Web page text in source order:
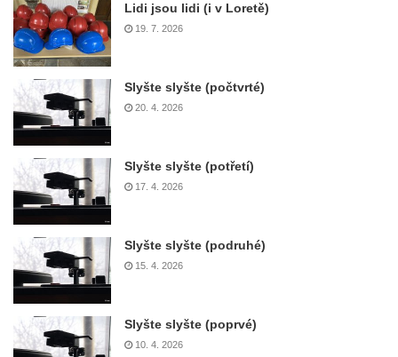
Lidi jsou lidi (i v Loretě)
19. 7. 2026
Slyšte slyšte (počtvrté)
20. 4. 2026
Slyšte slyšte (potřetí)
17. 4. 2026
Slyšte slyšte (podruhé)
15. 4. 2026
Slyšte slyšte (poprvé)
10. 4. 2026